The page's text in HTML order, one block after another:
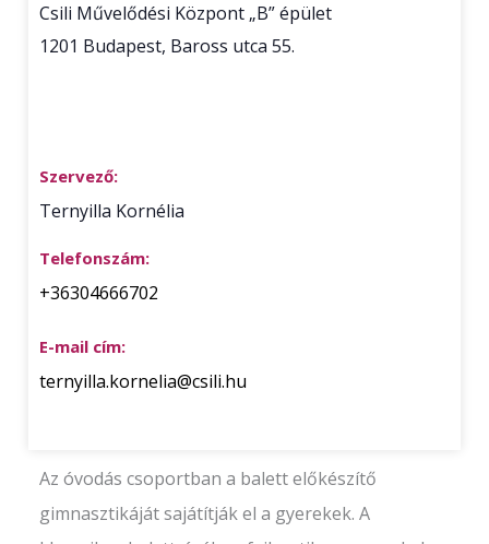
Csili Művelődési Központ „B” épület
1201 Budapest, Baross utca 55.
Szervező:
Ternyilla Kornélia
Telefonszám:
+36304666702
E-mail cím:
ternyilla.kornelia@csili.hu
Az óvodás csoportban a balett előkészítő
gimnasztikáját sajátítják el a gyerekek. A